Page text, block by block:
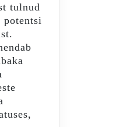
tulnud
potentsi